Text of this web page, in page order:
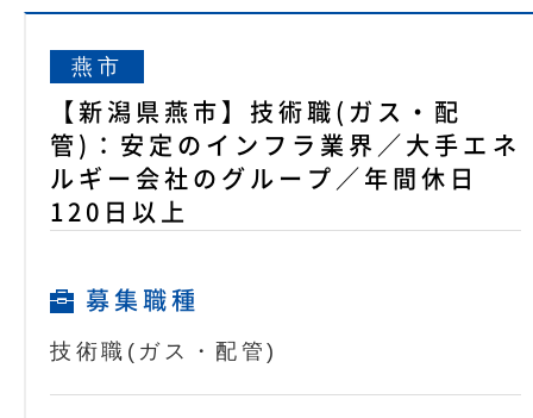
燕市
【新潟県燕市】技術職(ガス・配
管)：安定のインフラ業界／大手エネ
ルギー会社のグループ／年間休日
120日以上
募集職種
技術職(ガス・配管)